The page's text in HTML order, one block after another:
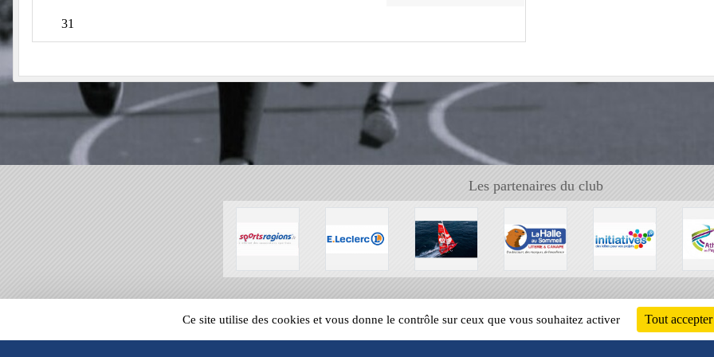
31
Les partenaires du club
REGIONSCe site utilise des cookies et vous donne le contrôle sur ceux que vous souhaitez activer Tout accepter